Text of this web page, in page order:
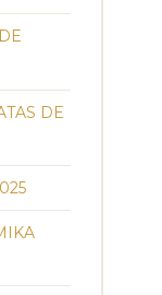
DE